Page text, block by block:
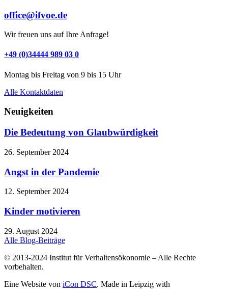
office@ifvoe.de
Wir freuen uns auf Ihre Anfrage!
+49 (0)34444 989 03 0
Montag bis Freitag von 9 bis 15 Uhr
Alle Kontaktdaten
Neuigkeiten
Die Bedeutung von Glaubwürdigkeit
26. September 2024
Angst in der Pandemie
12. September 2024
Kinder motivieren
29. August 2024
Alle Blog-Beiträge
© 2013-2024 Institut für Verhaltensökonomie – Alle Rechte
vorbehalten.
Eine Website von iCon DSC. Made in Leipzig with